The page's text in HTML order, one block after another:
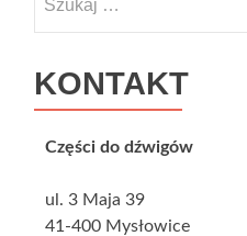
KONTAKT
Części do dźwigów
ul. 3 Maja 39
41-400 Mysłowice